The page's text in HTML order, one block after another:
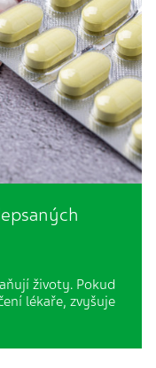
životy. Pokud
lékaře, zvyšuje